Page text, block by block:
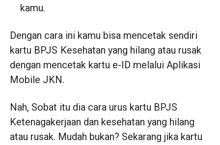
kamu.
Dengan cara ini kamu bisa mencetak sendiri
kartu BPJS Kesehatan yang hilang atau rusak
dengan mencetak kartu e-ID melalui Aplikasi
Mobile JKN.
Nah, Sobat itu dia cara urus kartu BPJS
Ketenagakerjaan dan kesehatan yang hilang
atau rusak. Mudah bukan? Sekarang jika kartu